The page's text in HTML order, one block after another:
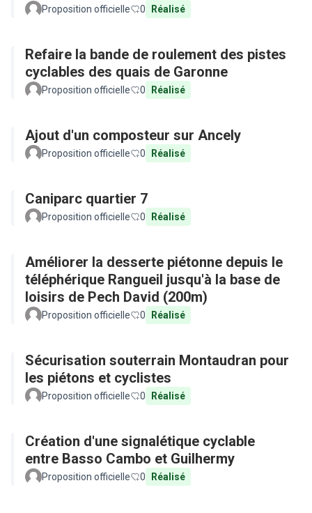
Proposition officielle 0 Réalisé
Refaire la bande de roulement des pistes
cyclables des quais de Garonne
Proposition officielle 0 Réalisé
Ajout d'un composteur sur Ancely
Proposition officielle 0 Réalisé
Caniparc quartier 7
Proposition officielle 0 Réalisé
Améliorer la desserte piétonne depuis le
téléphérique Rangueil jusqu'à la base de
loisirs de Pech David (200m)
Proposition officielle 0 Réalisé
Sécurisation souterrain Montaudran pour
les piétons et cyclistes
Proposition officielle 0 Réalisé
Création d'une signalétique cyclable
entre Basso Cambo et Guilhermy
Proposition officielle 0 Réalisé